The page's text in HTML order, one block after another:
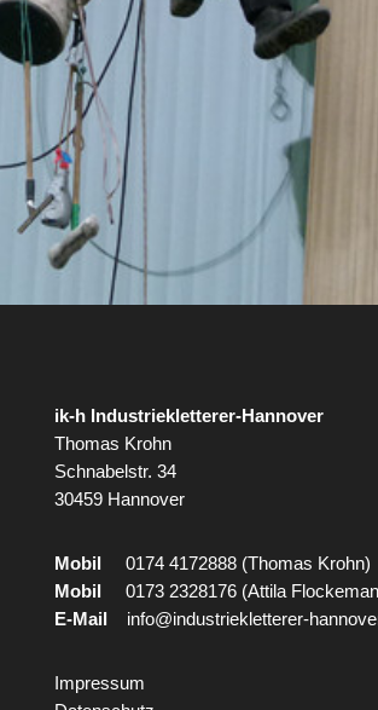
ik-h Industriekletterer-Hannover
Thomas Krohn
Schnabelstr. 34
30459 Hannover
Mobil0174 4172888 (Thomas Krohn)
Mobil0173 2328176 (Attila
E-Mailinfo@industriekletterer-
Impressum